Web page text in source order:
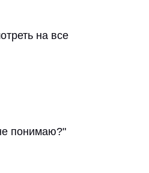
на все
понимаю?"